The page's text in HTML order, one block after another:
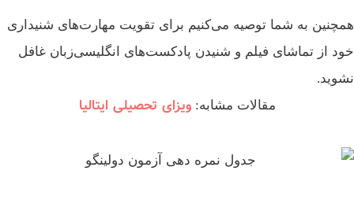
به شما توصیه می‌کنیم برای تقویت مهارت‌های شنیداری
از تماشای فیلم و شنیدن پادکست‌های انگلیسی‌زبان غافل
مقالات مشابه:ویزای تحصیلی ایتالیا